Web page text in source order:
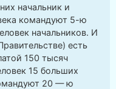
начальник и
командуют 5-ю
начальников. И
есть
150 тысяч
15 больших
20 — ю